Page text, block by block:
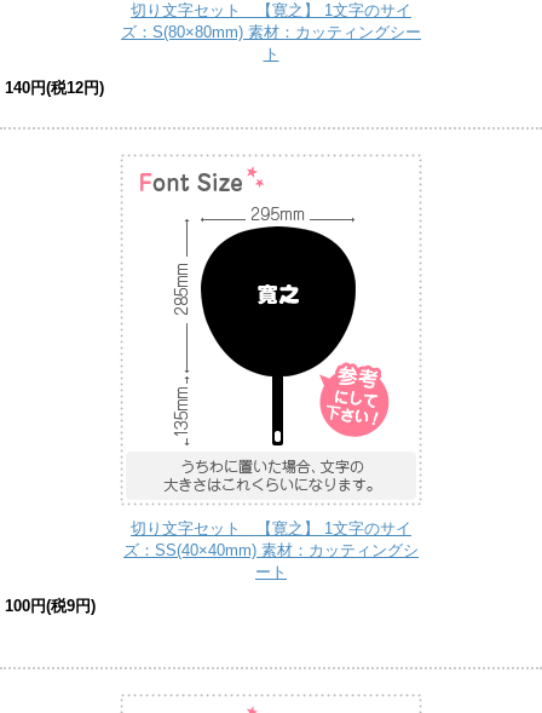
切り文字セット 【寛之】 1文字のサイ
ズ：S(80×80mm) 素材：カッティングシー
ト
140円(税12円)
切り文字セット 【寛之】 1文字のサイ
ズ：SS(40×40mm) 素材：カッティングシ
ート
100円(税9円)